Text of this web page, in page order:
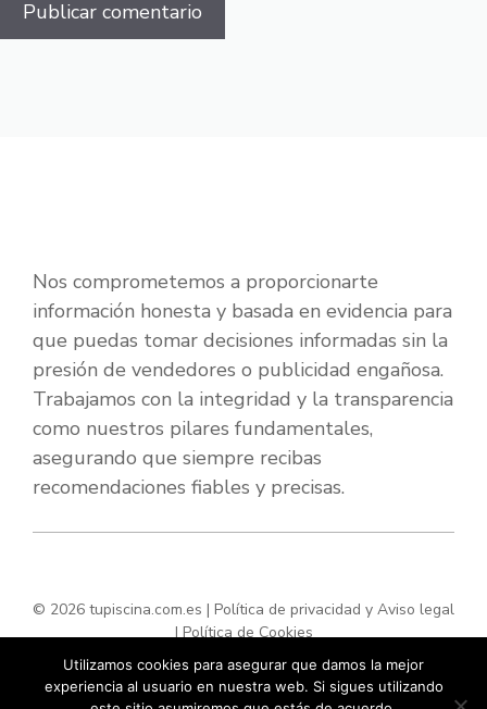
Nos comprometemos a proporcionarte
información honesta y basada en evidencia para
que puedas tomar decisiones informadas sin la
presión de vendedores o publicidad engañosa.
Trabajamos con la integridad y la transparencia
como nuestros pilares fundamentales,
asegurando que siempre recibas
recomendaciones fiables y precisas.
© 2026 tupiscina.com.es | Política de privacidad y Aviso legal
|Política de Cookies
Utilizamos cookies para asegurar que damos la mejor
experiencia al usuario en nuestra web. Si sigues utilizando